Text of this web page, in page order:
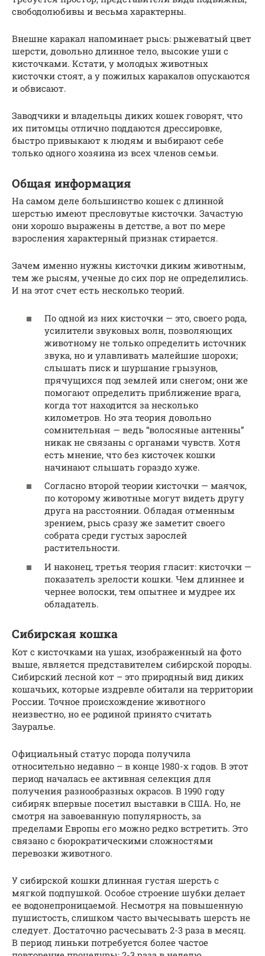
свободолюбивы и весьма характерны.
Внешне каракал напоминает рысь: рыжеватый цвет
шерсти, довольно длинное тело, высокие уши с
кисточками. Кстати, у молодых животных
кисточки стоят, а у пожилых каракалов опускаются
и обвисают.
Заводчики и владельцы диких кошек говорят, что
их питомцы отлично поддаются дрессировке,
быстро привыкают к людям и выбирают себе
только одного хозяина из всех членов семьи.
Общая информация
На самом деле большинство кошек с длинной
шерстью имеют пресловутые кисточки. Зачастую
они хорошо выражены в детстве, а вот по мере
взросления характерный признак стирается.
Зачем именно нужны кисточки диким животным,
тем же рысям, ученые до сих пор не определились.
И на этот счет есть несколько теорий.
По одной из них кисточки — это, своего рода,
усилители звуковых волн, позволяющих
животному не только определить источник
звука, но и улавливать малейшие шорохи;
слышать писк и шуршание грызунов,
прячущихся под землей или снегом; они же
помогают определить приближение врага,
когда тот находится за несколько
километров. Но эта теория довольно
сомнительная — ведь “волосяные антенны”
никак не связаны с органами чувств. Хотя
есть мнение, что без кисточек кошки
начинают слышать гораздо хуже.
Согласно второй теории кисточки — маячок,
по которому животные могут видеть другу
друга на расстоянии. Обладая отменным
зрением, рысь сразу же заметит своего
собрата среди густых зарослей
растительности.
И наконец, третья теория гласит: кисточки —
показатель зрелости кошки. Чем длиннее и
чернее волоски, тем опытнее и мудрее их
обладатель.
Сибирская кошка
Кот с кисточками на ушах, изображенный на фото
выше, является представителем сибирской породы.
Сибирский лесной кот – это природный вид диких
кошачьих, которые издревле обитали на территории
России. Точное происхождение животного
неизвестно, но ее родиной принято считать
Зауралье.
Официальный статус порода получила
относительно недавно – в конце 1980-х годов. В этот
период началась ее активная селекция для
получения разнообразных окрасов. В 1990 году
сибиряк впервые посетил выставки в США. Но, не
смотря на завоеванную популярность, за
пределами Европы его можно редко встретить. Это
связано с бюрократическими сложностями
перевозки животного.
У сибирской кошки длинная густая шерсть с
мягкой подпушкой. Особое строение шубки делает
ее водонепроницаемой. Несмотря на повышенную
пушистость, слишком часто вычесывать шерсть не
следует. Достаточно расчесывать 2-3 раза в месяц.
В период линьки потребуется более частое